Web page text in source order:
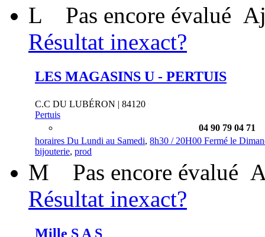
L Pas encore évalué
Résultat inexact?
LES MAGASINS U - PERTUIS
C.C DU LUBÉRON | 84120
Pertuis
04 90 79 04 71
horaires Du Lundi au Samedi, 8h30 / 20H00 Fermé le
bijouterie, prod
M Pas encore évalué
Résultat inexact?
Mille S A S